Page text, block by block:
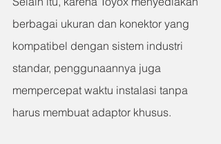
berbagai ukuran dan konektor yang
kompatibel dengan sistem industri
standar, penggunaannya juga
mempercepat waktu instalasi tanpa
harus membuat adaptor khusus.